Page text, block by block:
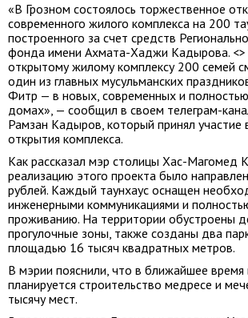
«В Грозном состоялось торжественное
современного жилого комплекса на 200
построенного за счет средств
фонда имени Ахмата-Хаджи Кадырова. <>
открытому жилому комплексу 200 семей
один из главных мусульманских
Фитр — в новых, современных и
домах», — сообщил в своем телеграм-
Рамзан Кадыров, который принял участие
открытия комплекса.
Как рассказал мэр столицы Хас-Магомед
реализацию этого проекта было
рублей. Каждый таунхаус оснащен
инженерными коммуникациями и
проживанию. На территории обустроены
прогулочные зоны, также созданы два
площадью 16 тысяч квадратных метров.
В мэрии пояснили, что в ближайшее
планируется строительство медресе и
тысячу мест.